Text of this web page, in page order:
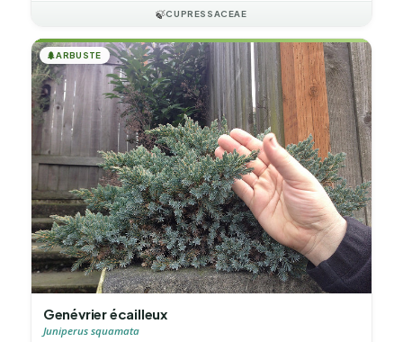
🍃CUPRESSACEAE
🌲ARBUSTE
Genévrier écailleux
Juniperus squamata